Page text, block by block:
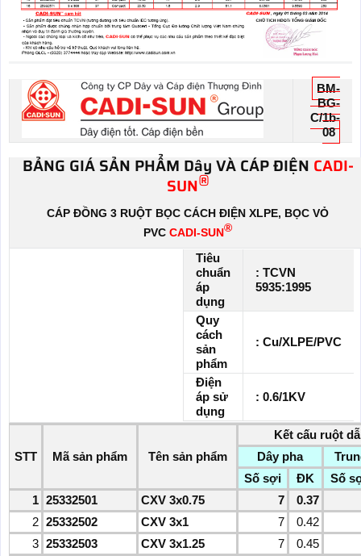
BM-
BG-
C/1b-
08
BẢNG GIÁ SẢN PHẨM Dây VÀ CÁP ĐIỆN CADI-
SUN®
CÁP ĐỒNG 3 RUỘT BỌC CÁCH ĐIỆN XLPE, BỌC VỎ
PVC CADI-SUN®
Tiêu
chuẩn
áp
dụng
: TCVN
5935:1995
Quy
cách
sản
phẩm
: Cu/XLPE/PVC
Điện
áp sử
dụng
: 0.6/1KV
STT Mã sản phẩm Tên sản phẩm
Kết cấu ruột
Dây pha
Số sợi
ĐK
Số
1 25332501 CXV 3x0.75 7
0.37
2 25332502 CXV 3x1 7
0.42
3 25332503 CXV 3x1.25 7 0.45